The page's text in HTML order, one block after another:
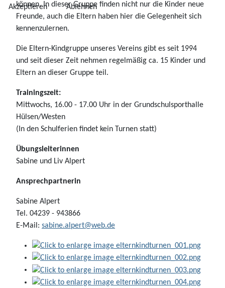
können. In dieser Gruppe finden nicht nur die Kinder neue
Freunde, auch die Eltern haben hier die Gelegenheit sich
kennenzulernen.
Die Eltern-Kindgruppe unseres Vereins gibt es seit 1994
und seit dieser Zeit nehmen regelmäßig ca. 15 Kinder und
Eltern an dieser Gruppe teil.
Trainingszeit:
Mittwochs, 16.00 - 17.00 Uhr in der Grundschulsporthalle
Hülsen/Westen
(In den Schulferien findet kein Turnen statt)
Übungsleiterinnen
Sabine und Liv Alpert
Ansprechpartnerin
Sabine Alpert
Tel. 04239 - 943866
E-Mail: sabine.alpert@web.de
Akzeptieren Ablehnen